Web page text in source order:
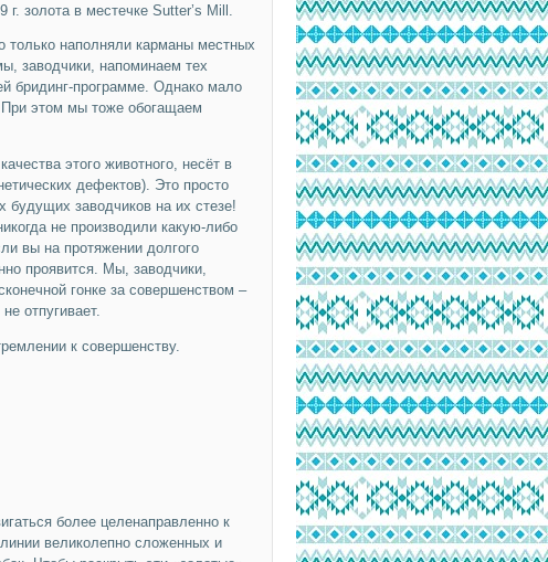
золота в местечке Sutter’s Mill.
только наполняли карманы местных
заводчики, напоминаем тех
бридинг-программе. Однако мало
этом мы тоже обогащаем
этого животного, несёт в
дефектов). Это просто
будущих заводчиков на их стезе!
не производили какую-либо
вы на протяжении долгого
проявится. Мы, заводчики,
гонке за совершенством –
отпугивает.
к совершенству.
более целенаправленно к
великолепно сложенных и